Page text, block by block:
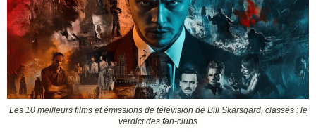
Les 10 meilleurs films et émissions de télévision de Bill Skarsgard, classés : le
verdict des fan-clubs